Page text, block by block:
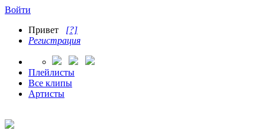
Войти
Привет [?]
Регистрация
Плейлисты
Все клипы
Артисты